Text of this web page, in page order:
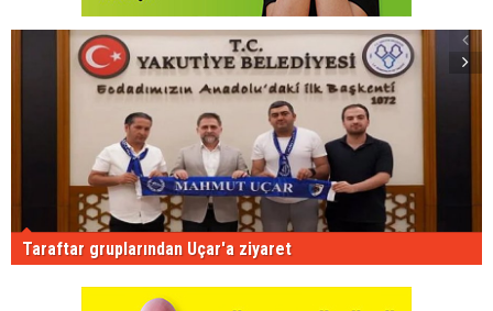
Taraftar gruplarından Uçar'a ziyaret